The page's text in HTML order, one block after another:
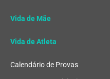
Vida de Mãe
Vida de Atleta
Calendário de Provas